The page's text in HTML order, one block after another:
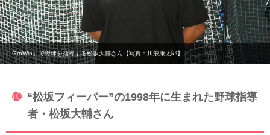
「GroWin」で野球を指導する松坂大輔さん【写真：川浪康太郎】
“松坂フィーバー”の1998年に生まれた野球指導
者・松坂大輔さん